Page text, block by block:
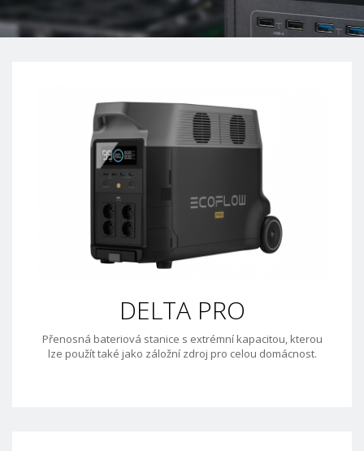
DELTA PRO
Přenosná bateriová stanice s extrémní kapacitou, kterou
lze použít také jako záložní zdroj pro celou domácnost.